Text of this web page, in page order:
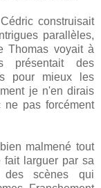
construisait
parallèles,
Thomas voyait à
présentait des
pour mieux les
je n'en dirais
pas forcément
malmené tout
larguer par sa
scènes qui